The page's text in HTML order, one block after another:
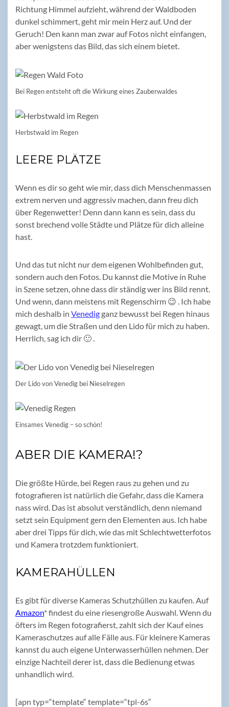
Richtung Himmel aufzieht, während der Waldboden
dunkel schimmert, geht mir mein Herz auf. Und der
Geruch! Den kann man zwar auf Fotos nicht einfangen,
aber wenigstens das Bild, das sich einem bietet.
Bei Regen entsteht oft die Wirkung eines Zauberwaldes
Herbstwald im Regen
LEERE PLÄTZE
Wenn es dir so geht wie mir, dass dich Menschenmassen
extrem nerven und aggressiv machen, dann freu dich
über Regenwetter! Denn dann kann es sein, dass du
sonst brechend volle Städte und Plätze für dich alleine
hast.
Und das tut nicht nur dem eigenen Wohlbefinden gut,
sondern auch den Fotos. Du kannst die Motive in Ruhe
in Szene setzen, ohne dass dir ständig wer ins Bild rennt.
Und wenn, dann meistens mit Regenschirm 😉 . Ich habe
mich deshalb in Venedig ganz bewusst bei Regen hinaus
gewagt, um die Straßen und den Lido für mich zu haben.
Herrlich, sag ich dir 🙂 .
Der Lido von Venedig bei Nieselregen
Einsames Venedig – so schön!
ABER DIE KAMERA!?
Die größte Hürde, bei Regen raus zu gehen und zu
fotografieren ist natürlich die Gefahr, dass die Kamera
nass wird. Das ist absolut verständlich, denn niemand
setzt sein Equipment gern den Elementen aus. Ich habe
aber drei Tipps für dich, wie das mit Schlechtwetterfotos
und Kamera trotzdem funktioniert.
KAMERAHÜLLEN
Es gibt für diverse Kameras Schutzhüllen zu kaufen. Auf
Amazon* findest du eine riesengroße Auswahl. Wenn du
öfters im Regen fotografierst, zahlt sich der Kauf eines
Kameraschutzes auf alle Fälle aus. Für kleinere Kameras
kannst du auch eigene Unterwasserhüllen nehmen. Der
einzige Nachteil derer ist, dass die Bedienung etwas
unhandlich wird.
[apn typ=“template“ template=“tpl-6s“